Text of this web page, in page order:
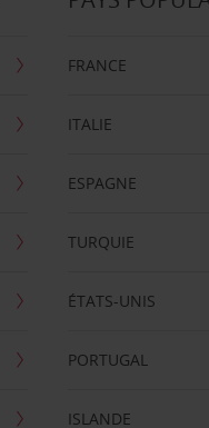
FRANCE
ITALIE
ESPAGNE
TURQUIE
ÉTATS-UNIS
PORTUGAL
ISLANDE